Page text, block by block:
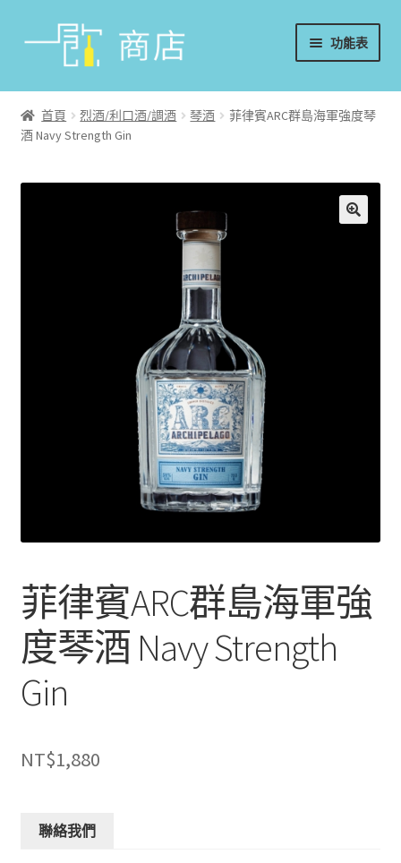
功能表
首頁
葡萄酒
香檳/氣泡酒
首頁 烈酒/利口酒/調酒 琴酒
菲律賓ARC群島海軍強度琴
酒 Navy Strength Gin
菲律賓ARC群島海軍強
度琴酒 Navy Strength
Gin
NT$1,880
聯絡我們